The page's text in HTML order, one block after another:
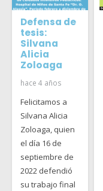
Defensa de
tesis:
Silvana
Alicia
Zoloaga
hace 4 años
Felicitamos a
Silvana Alicia
Zoloaga, quien
el día 16 de
septiembre de
2022 defendió
su trabajo final